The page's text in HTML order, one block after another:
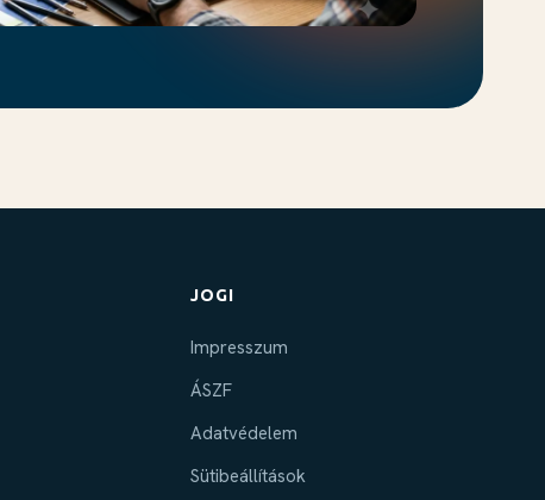
JOGI
Impresszum
ÁSZF
Adatvédelem
Sütibeállítások